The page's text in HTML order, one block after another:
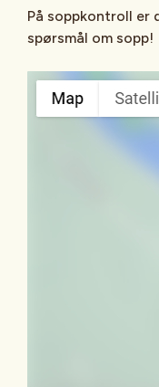
På soppkontroll er
spørsmål om sopp!